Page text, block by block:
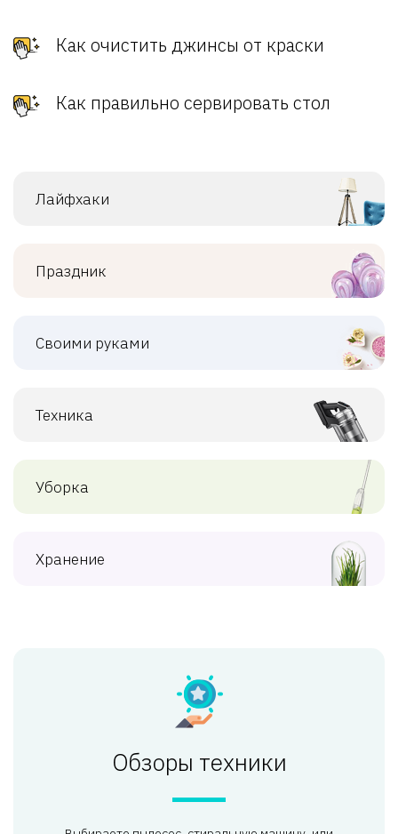
Как очистить джинсы от краски
Как правильно сервировать стол
Лайфхаки
Праздник
Своими руками
Техника
Уборка
Хранение
Обзоры техники